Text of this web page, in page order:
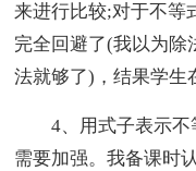
来进行比较;对于不等
完全回避了(我以为除
法就够了)，结果学生
4、用式子表示不
需要加强。我备课时